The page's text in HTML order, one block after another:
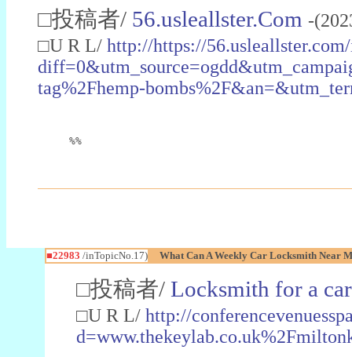
□投稿者/ 56.usleallster.Com -
□U R L/ http://https://
tag%2Fhemp-
%%
■22983 /inTopicNo.17) What Can A Weekly Car Locksmith Near
□投稿者/ Locksmith for a car
□U R L/ http://